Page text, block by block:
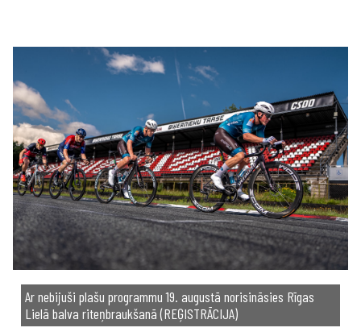
Ar nebijuši plašu programmu 19. augustā norisināsies Rīgas
Lielā balva riteņbraukšanā (REĢISTRĀCIJA)